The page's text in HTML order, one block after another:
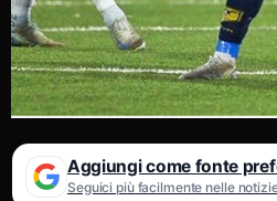
Aggiungi come fonte
Seguici più facilmente nelle